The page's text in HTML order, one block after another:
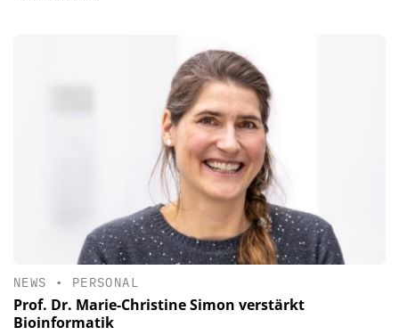
NEWS • PERSONAL
Prof. Dr. Marie-Christine Simon verstärkt
Bioinformatik